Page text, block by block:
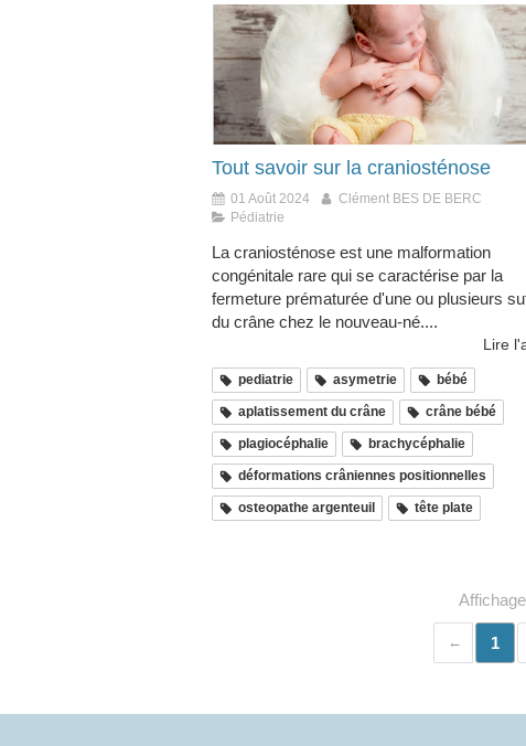
Tout savoir sur la craniosténose
01 Août 2024
Clément BES DE BERC
Pédiatrie
La craniosténose est une malformation
congénitale rare qui se caractérise par la
fermeture prématurée d'une ou plusieurs
du crâne chez le nouveau-né....
Lire
pediatrie asymetrie bébé
aplatissement du crâne crâne bébé
plagiocéphalie brachycéphalie
déformations crâniennes positionnelles
osteopathe argenteuil tête plate
1